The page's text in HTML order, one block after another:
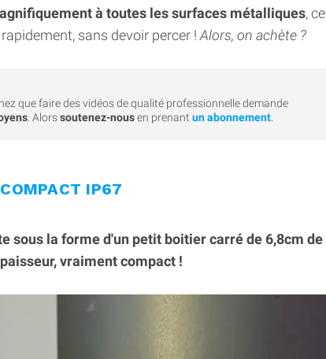
à toutes les surfaces métalliques, ce
sans devoir percer ! Alors, on achète ?
que faire des vidéos de qualité professionnelle demande
. Alorssoutenez-nousen prenant un abonnement
IP67
sous la forme d'un petit boitier carré de 6,8cm de
vraiment compact !